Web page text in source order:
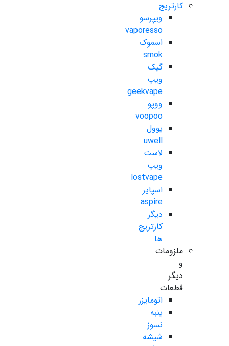
کارتریج
ویپرسو
vaporesso
اسموک
smok
گیک
ویپ
geekvape
ووپو
voopoo
یوول
uwell
لاست
ویپ
lostvape
اسپایر
aspire
دیگر
کارتریج
ها
ملزومات
و
دیگر
قطعات
اتومایزر
پنبه
نسوز
شیشه